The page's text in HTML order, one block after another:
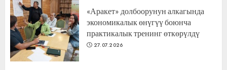
«Аракет» долбоорунун алкагында
экономикалык өнүгүү боюнча
практикалык тренинг өткөрүлдү
27.07.2026